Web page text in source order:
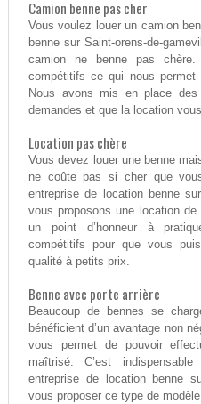
Camion benne pas cher
Vous voulez louer un camion
benne sur Saint-orens-de-
camion ne benne pas
compétitifs ce qui nous
Nous avons mis en place
demandes et que la location
Location pas chère
Vous devez louer une benne
ne coûte pas si cher que
entreprise de location benne
vous proposons une location
un point d’honneur à
compétitifs pour que vous
qualité à petits prix.
Benne avec porte arrière
Beaucoup de bennes se
bénéficient d’un avantage non
vous permet de pouvoir
maîtrisé. C’est
entreprise de location benne
vous proposer ce type de